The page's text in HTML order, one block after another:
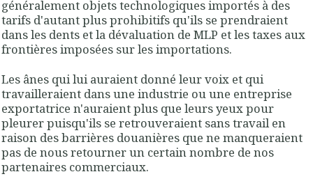
généralement objets technologiques importés à des
tarifs d'autant plus prohibitifs qu'ils se prendraient
dans les dents et la dévaluation de MLP et les taxes aux
frontières imposées sur les importations.
Les ânes qui lui auraient donné leur voix et qui
travailleraient dans une industrie ou une entreprise
exportatrice n'auraient plus que leurs yeux pour
pleurer puisqu'ils se retrouveraient sans travail en
raison des barrières douanières que ne manqueraient
pas de nous retourner un certain nombre de nos
partenaires commerciaux.